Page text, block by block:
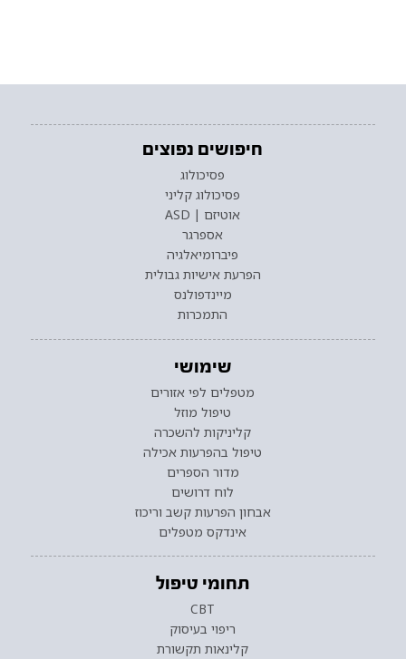
חיפושים נפוצים
פסיכולוג
פסיכולוג קליני
אוטיזם | ASD
אספרגר
פיברומיאלגיה
הפרעת אישיות גבולית
מיינדפולנס
התמכרות
שימושי
מטפלים לפי אזורים
טיפול מוזל
קליניקות להשכרה
טיפול בהפרעות אכילה
מדור הספרים
לוח דרושים
אבחון הפרעות קשב וריכוז
אינדקס מטפלים
תחומי טיפול
CBT
ריפוי בעיסוק
קלינאות תקשורת